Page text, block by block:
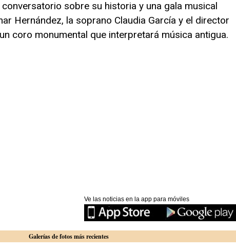
sobre su historia y una gala musical
Hernández, la soprano Claudia García y el director
coro monumental que interpretará música antigua.
Ve las noticias en la app para móviles
Galerías de fotos más recientes